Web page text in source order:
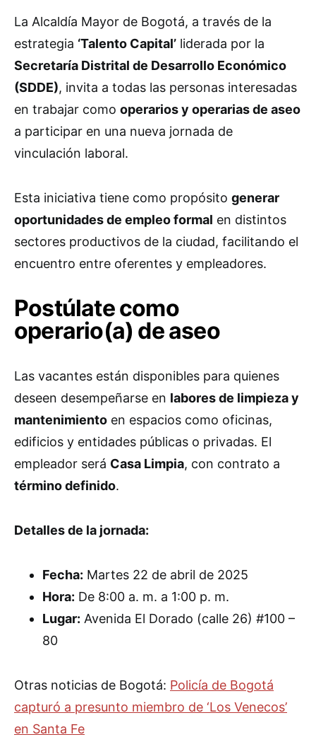
La Alcaldía Mayor de Bogotá, a través de la
estrategia ‘Talento Capital’ liderada por la
Secretaría Distrital de Desarrollo Económico
(SDDE), invita a todas las personas interesadas
en trabajar como operarios y operarias de aseo
a participar en una nueva jornada de
vinculación laboral.
Esta iniciativa tiene como propósito generar
oportunidades de empleo formal en distintos
sectores productivos de la ciudad, facilitando el
encuentro entre oferentes y empleadores.
Postúlate como
operario(a) de aseo
Las vacantes están disponibles para quienes
deseen desempeñarse en labores de limpieza y
mantenimiento en espacios como oficinas,
edificios y entidades públicas o privadas. El
empleador será Casa Limpia, con contrato a
término definido.
Detalles de la jornada:
Fecha: Martes 22 de abril de 2025
Hora: De 8:00 a. m. a 1:00 p. m.
Lugar: Avenida El Dorado (calle 26) #100 –
80
Otras noticias de Bogotá: Policía de Bogotá
capturó a presunto miembro de ‘Los Venecos’
en Santa Fe